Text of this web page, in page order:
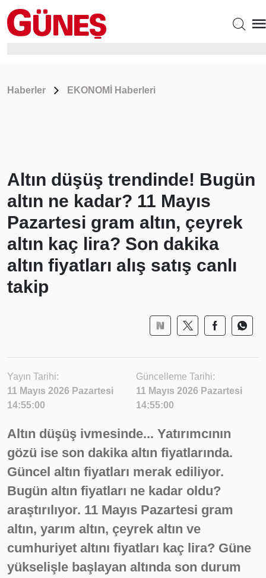
Haberler EKONOMİ Haberleri
Altın düşüş trendinde! Bugün
altın ne kadar? 11 Mayıs
Pazartesi gram altın, çeyrek
altın kaç lira? Son dakika
altın fiyatları alış satış canlı
takip
Yayın Tarihi:
11 Mayıs 2026 Pazartesi
14:55:00
Güncelleme Tarihi:
11 Mayıs 2026 Pazartesi
14:55:00
Altın düşüş ivmesinde... Yatırımcının
gözü ise son dakika altın fiyatlarında.
Güncel altın fiyatları merak ediliyor.
Bugün altın fiyatları ne kadar oldu?
araştırılıyor. 11 Mayıs Pazartesi gram
altın, yarım altın, çeyrek altın ve
cumhuriyet altını fiyatları kaç lira? Güne
yükselişle başlayan altında son durum